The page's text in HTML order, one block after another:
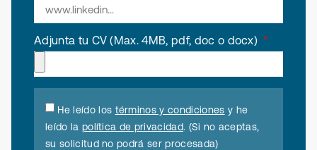
Adjunta tu CV (Max. 4MB, pdf, doc o docx)
He leído los términos y condiciones y he
leído la política de privacidad. (Si no aceptas,
su solicitud no podrá ser procesada)